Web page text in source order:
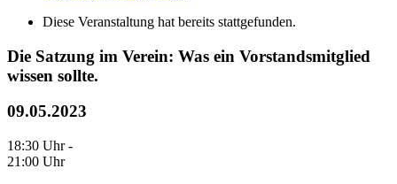
Diese Veranstaltung hat bereits stattgefunden.
Die Satzung im Verein: Was ein Vorstandsmitglied
wissen sollte.
09.05.2023
18:30 Uhr -
21:00 Uhr